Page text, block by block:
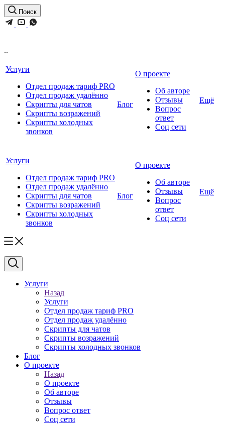
Поиск
..
Услуги
Отдел продаж тариф PRO
Отдел продаж удалённо
Скрипты для чатов
Скрипты возражений
Скрипты холодных
звонков
Блог
О проекте
Об авторе
Отзывы
Вопрос
ответ
Соц сети
Ещё
Услуги
Отдел продаж тариф PRO
Отдел продаж удалённо
Скрипты для чатов
Скрипты возражений
Скрипты холодных
звонков
Блог
О проекте
Об авторе
Отзывы
Вопрос
ответ
Соц сети
Ещё
Услуги
Назад
Услуги
Отдел продаж тариф PRO
Отдел продаж удалённо
Скрипты для чатов
Скрипты возражений
Скрипты холодных звонков
Блог
О проекте
Назад
О проекте
Об авторе
Отзывы
Вопрос ответ
Соц сети